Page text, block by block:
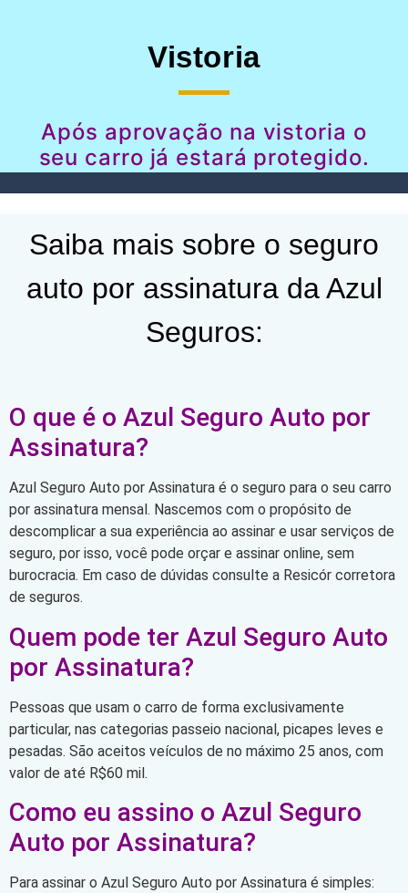
Vistoria
Após aprovação na vistoria o
seu carro já estará protegido.
Saiba mais sobre o seguro
auto por assinatura da Azul
Seguros:
O que é o Azul Seguro Auto por
Assinatura?
Azul Seguro Auto por Assinatura é o seguro para o seu carro
por assinatura mensal. Nascemos com o propósito de
descomplicar a sua experiência ao assinar e usar serviços de
seguro, por isso, você pode orçar e assinar online, sem
burocracia. Em caso de dúvidas consulte a Resicór corretora
de seguros.
Quem pode ter Azul Seguro Auto
por Assinatura?
Pessoas que usam o carro de forma exclusivamente
particular, nas categorias passeio nacional, picapes leves e
pesadas. São aceitos veículos de no máximo 25 anos, com
valor de até R$60 mil.
Como eu assino o Azul Seguro
Auto por Assinatura?
Para assinar o Azul Seguro Auto por Assinatura é simples: